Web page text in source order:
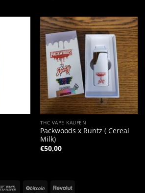
THC VAPE KAUFEN
Packwoods x Runtz ( Cereal
Milk)
€50,00